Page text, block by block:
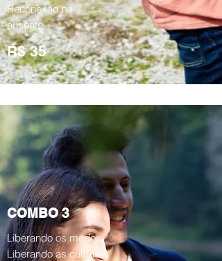
Reconexão pai
ausente
R$ 35
COMBO 3
Liberando os medos
Liberando as culpas